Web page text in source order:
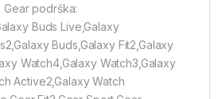
Gear podrška:
Buds Live,Galaxy
Buds,Galaxy Fit2,Galaxy
Watch4,Galaxy Watch3,Galaxy
Active2,Galaxy Watch